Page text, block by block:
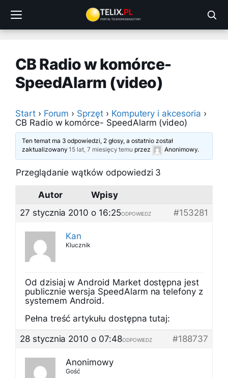
treści
CB Radio w komórce-
SpeedAlarm (video)
Start › Forum › Sprzęt › Komputery i akcesoria ›
CB Radio w komórce- SpeedAlarm (video)
Ten temat ma 3 odpowiedzi, 2 głosy, a ostatnio został
zaktualizowany15 lat, 7 miesięcy temu przez Anonimowy.
Przeglądanie wątków odpowiedzi 3
Autor
Wpisy
27 stycznia 2010 o 16:25
#153281
ODPOWIEDZ
Kan
Klucznik
Od dzisiaj w Android Market dostępna jest
publicznie wersja SpeedAlarm na telefony z
systemem Android.
Pełna treść artykułu dostępna tutaj:
28 stycznia 2010 o 07:48
#188737
ODPOWIEDZ
Anonimowy
Gość